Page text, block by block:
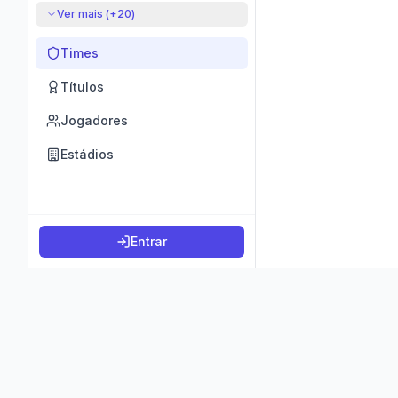
Ver mais (+20)
Times
Títulos
Jogadores
Estádios
Entrar